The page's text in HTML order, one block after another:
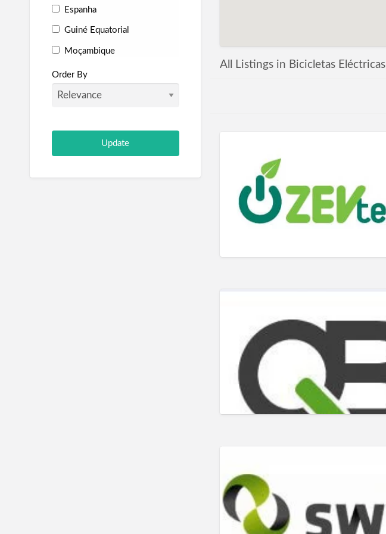
Espanha
Guiné Equatorial
Moçambique
Portugal
São Tomé e Príncipe
Order By
All Listings in Bicicletas Eléctricas